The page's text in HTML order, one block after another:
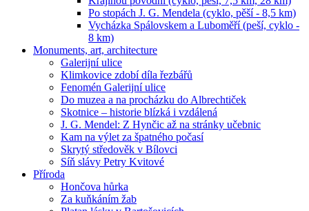
Po stopách J. G. Mendela (cyklo, pěší - 8,5 km)
Vycházka Spálovskem a Luboměří (peší, cyklo -
8 km)
Monuments, art, architecture
Galerijní ulice
Klimkovice zdobí díla řezbářů
Fenomén Galerijní ulice
Do muzea a na procházku do Albrechtiček
Skotnice – historie blízká i vzdálená
J. G. Mendel: Z Hynčic až na stránky učebnic
Kam na výlet za špatného počasí
Skrytý středověk v Bílovci
Síň slávy Petry Kvitové
Příroda
Hončova hůrka
Za kuňkáním žab